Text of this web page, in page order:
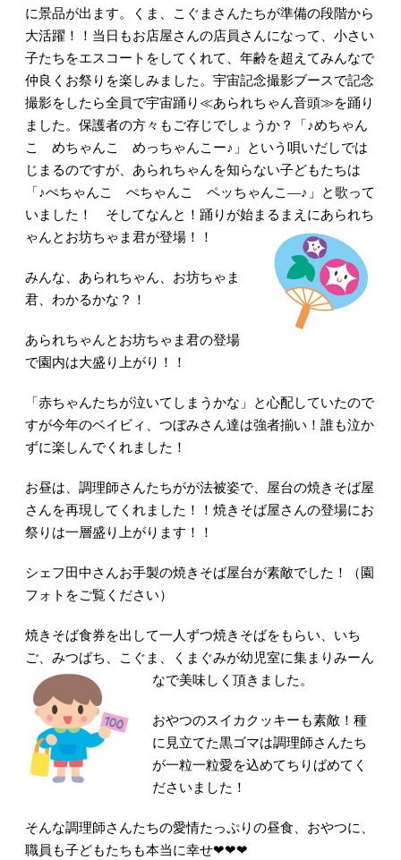
に景品が出ます。くま、こぐまさんたちが準備の段階から
大活躍！！当日もお店屋さんの店員さんになって、小さい
子たちをエスコートをしてくれて、年齢を超えてみんなで
仲良くお祭りを楽しみました。宇宙記念撮影ブースで記念
撮影をしたら全員で宇宙踊り≪あられちゃん音頭≫を踊り
ました。保護者の方々もご存じでしょうか？「♪めちゃん
こ めちゃんこ めっちゃんこー♪」という唄いだしでは
じまるのですが、あられちゃんを知らない子どもたちは
「♪ぺちゃんこ ぺちゃんこ ペッちゃんこ―♪」と歌って
いました！ そしてなんと！踊りが始まるまえにあられち
ゃんとお坊ちゃま君が登場！！
みんな、あられちゃん、お坊ちゃま
君、わかるかな？！
あられちゃんとお坊ちゃま君の登場
で園内は大盛り上がり！！
「赤ちゃんたちが泣いてしまうかな」と心配していたので
すが今年のベイビィ、つぼみさん達は強者揃い！誰も泣か
ずに楽しんでくれました！
お昼は、調理師さんたちがが法被姿で、屋台の焼きそば屋
さんを再現してくれました！！焼きそば屋さんの登場にお
祭りは一層盛り上がります！！
シェフ田中さんお手製の焼きそば屋台が素敵でした！（園
フォトをご覧ください）
焼きそば食券を出して一人ずつ焼きそばをもらい、いち
ご、みつばち、こぐま、くまぐみが幼児室に集まりみーん
なで美味しく頂きました。
おやつのスイカクッキーも素敵！種
に見立てた黒ゴマは調理師さんたち
が一粒一粒愛を込めてちりばめてく
ださいました！
そんな調理師さんたちの愛情たっぷりの昼食、おやつに、
職員も子どもたちも本当に幸せ❤❤❤